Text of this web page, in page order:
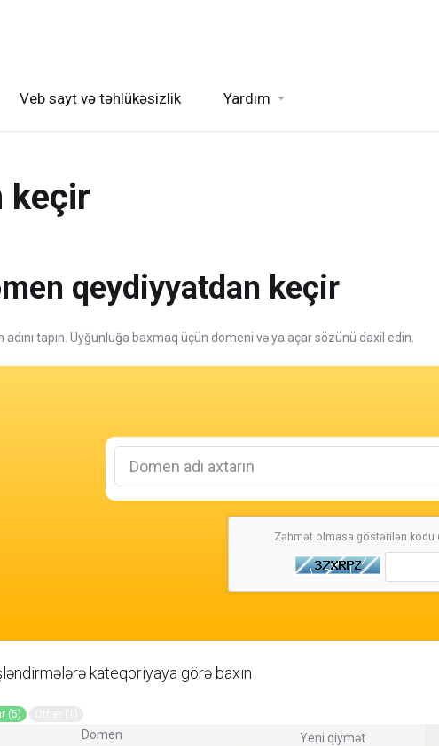
Veb sayt və təhlükəsizlik Yardım
keçir
qeydiyyatdan keçir
adını tapın. Uyğunluğa baxmaq üçün domeni və ya açar sözünü daxil edin.
Zəhmət olmasa göstərilən kodu
kateqoriyaya görə baxın
(5)
Domen Yeni qiymət